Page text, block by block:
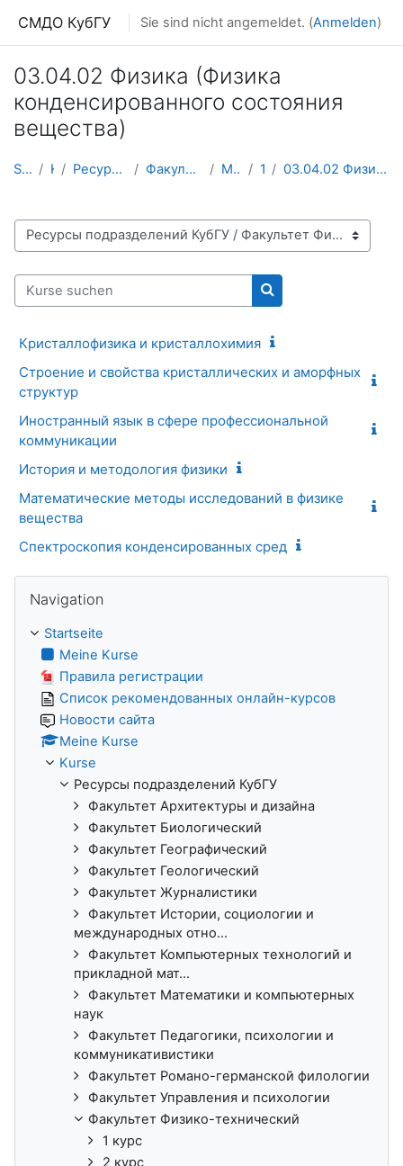
СМДО КубГУ Sie sind nicht angemeldet. (Anmelden)
03.04.02 Физика (Физика
конденсированного состояния
вещества)
Startseite Kurse Ресурсы подразделений КубГУ Факультет Физико-технический Магистратура 1 курс 03.04.02 Физика (Физика конденсированного состояни...
Kursbereiche
Kurse suchen
Kurse suchen
Кристаллофизика и кристаллохимия
Строение и свойства кристаллических и аморфных
структур
Иностранный язык в сфере профессиональной
коммуникации
История и методология физики
Математические методы исследований в физике
вещества
Спектроскопия конденсированных сред
Navigation
Startseite
Meine Kurse
Правила регистрации
Список рекомендованных онлайн-курсов
Новости сайта
Meine Kurse
Kurse
Ресурсы подразделений КубГУ
Факультет Архитектуры и дизайна
Факультет Биологический
Факультет Географический
Факультет Геологический
Факультет Журналистики
Факультет Истории, социологии и
международных отно...
Факультет Компьютерных технологий и
прикладной мат...
Факультет Математики и компьютерных
наук
Факультет Педагогики, психологии и
коммуникативистики
Факультет Романо-германской филологии
Факультет Управления и психологии
Факультет Физико-технический
1 курс
2 курс